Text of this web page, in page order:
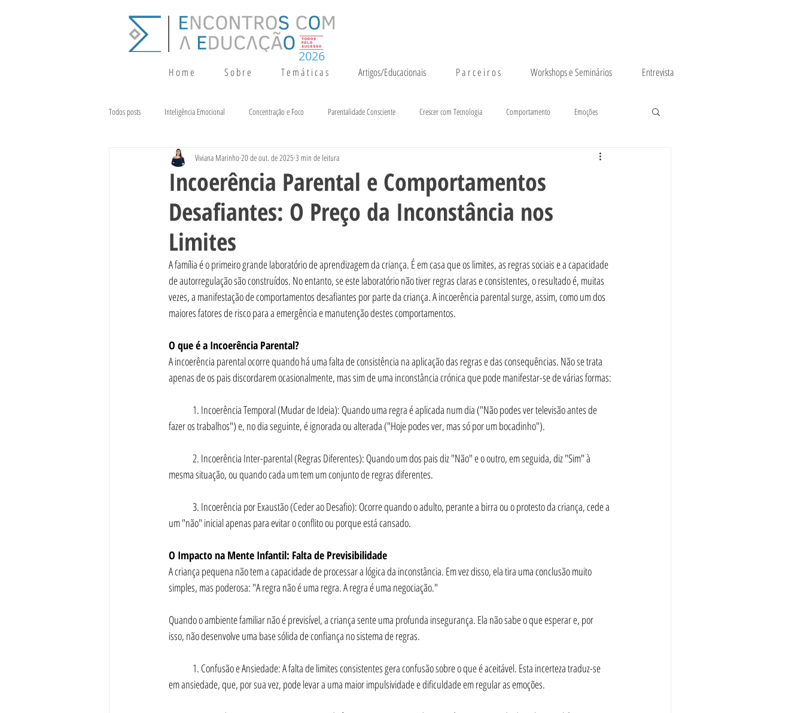
H o m e S o b r e T e m á t i c a s Artigos/Educacionais P a r c e i r o s Workshops e Seminários Entrevista
2026
Todos posts Inteligência Emocional Concentração e Foco Parentalidade Consciente Crescer com Tecnologia Comportamento Emoções
Terapia da Fala Alimentação e Crescimento
Incoerência Parental e Comportamentos
Desafiantes: O Preço da Inconstância nos
Limites
Viviana Marinho20 de out. de 2025 3 min de leitura
A família é o primeiro grande laboratório de aprendizagem da criança. É em casa que os limites, as regras sociais e a capacidade
de autorregulação são construídos. No entanto, se este laboratório não tiver regras claras e consistentes, o resultado é, muitas
vezes, a manifestação de comportamentos desafiantes por parte da criança. A incoerência parental surge, assim, como um dos
maiores fatores de risco para a emergência e manutenção destes comportamentos.
O que é a Incoerência Parental?
A incoerência parental ocorre quando há uma falta de consistência na aplicação das regras e das consequências. Não se trata
apenas de os pais discordarem ocasionalmente, mas sim de uma inconstância crónica que pode manifestar-se de várias formas:
fazer os trabalhos") e, no dia seguinte, é ignorada ou alterada ("Hoje podes ver, mas só por um bocadinho").
mesma situação, ou quando cada um tem um conjunto de regras diferentes.
um "não" inicial apenas para evitar o conflito ou porque está cansado.
O Impacto na Mente Infantil: Falta de Previsibilidade
A criança pequena não tem a capacidade de processar a lógica da inconstância. Em vez disso, ela tira uma conclusão muito
simples, mas poderosa: "A regra não é uma regra. A regra é uma negociação."
Quando o ambiente familiar não é previsível, a criança sente uma profunda insegurança. Ela não sabe o que esperar e, por
isso, não desenvolve uma base sólida de confiança no sistema de regras.
em ansiedade, que, por sua vez, pode levar a uma maior impulsividade e dificuldade em regular as emoções.